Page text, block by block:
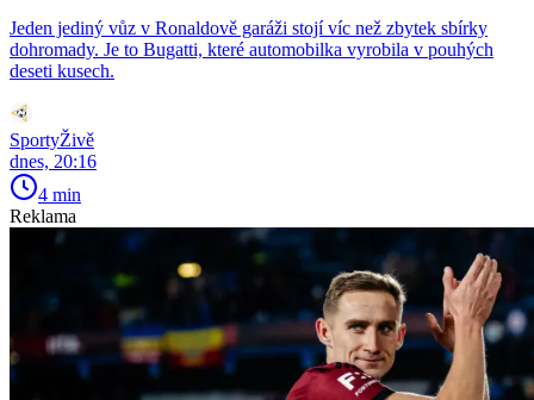
Jeden jediný vůz v Ronaldově garáži stojí víc než zbytek sbírky
dohromady. Je to Bugatti, které automobilka vyrobila v pouhých
deseti kusech.
SportyŽivě
dnes, 20:16
4 min
Reklama